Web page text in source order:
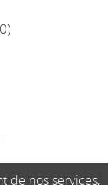
de nos services,